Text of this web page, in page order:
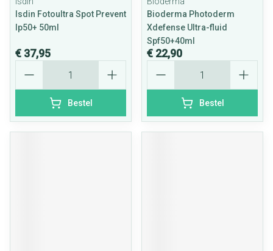
Isdin Fotoultra Spot Prevent
Ip50+ 50ml
€ 37,95
Bestel
Bioderma Photoderm
Xdefense Ultra-fluid
Spf50+40ml
€ 22,90
Bestel